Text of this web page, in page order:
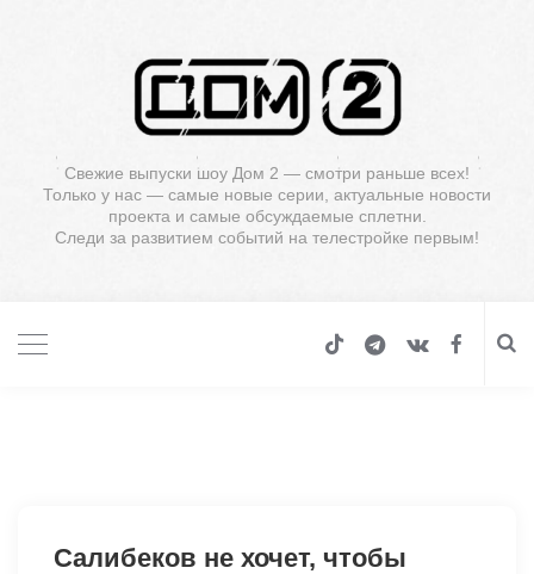
Свежие выпуски шоу Дом 2 — смотри раньше всех!
Только у нас — самые новые серии, актуальные новости
проекта и самые обсуждаемые сплетни.
Следи за развитием событий на телестройке первым!
Салибеков не хочет, чтобы